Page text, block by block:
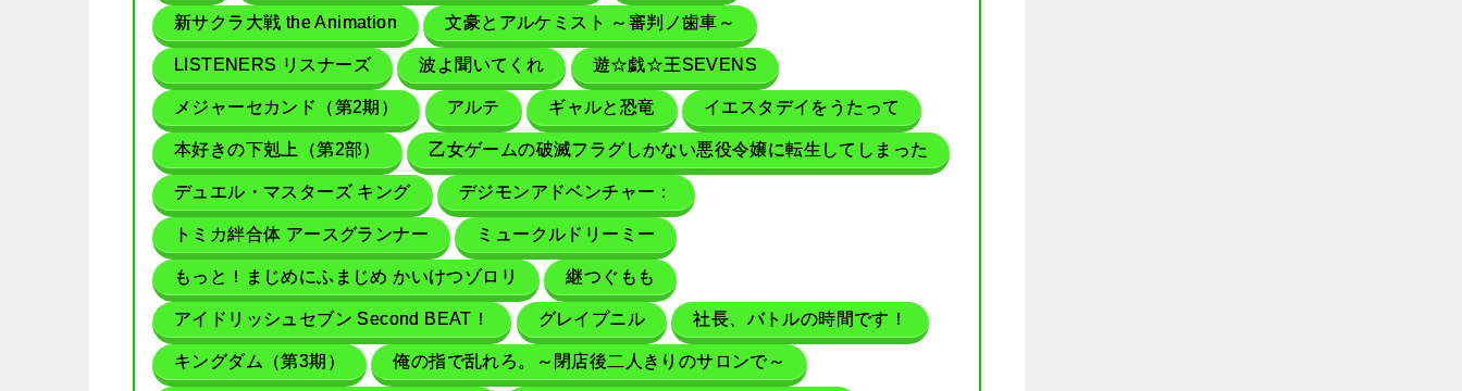
新サクラ大戦 the Animation 文豪とアルケミスト ～審判ノ歯車～
LISTENERS リスナーズ 波よ聞いてくれ 遊☆戯☆王SEVENS
メジャーセカンド（第2期） アルテ ギャルと恐竜 イエスタデイをうたって
本好きの下剋上（第2部） 乙女ゲームの破滅フラグしかない悪役令嬢に転生してしまった
デュエル・マスターズ キング デジモンアドベンチャー：
トミカ絆合体 アースグランナー ミュークルドリーミー
もっと！まじめにふまじめ かいけつゾロリ 継つぐもも
アイドリッシュセブン Second BEAT！ グレイプニル 社長、バトルの時間です！
キングダム（第3期） 俺の指で乱れろ。～閉店後二人きりのサロンで～